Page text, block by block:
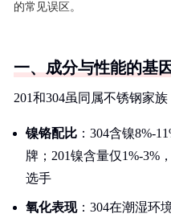
的常见误区。
一、成分与性能的基
201和304虽同属不锈钢家
镍铬配比 ：304含镍8%-
牌；201镍含量仅1%-3%
选手
氧化表现：304在潮湿环